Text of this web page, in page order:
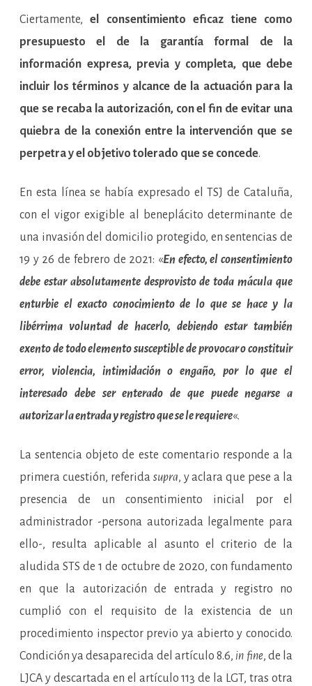
Ciertamente,el consentimiento eficaz tiene como
presupuesto el de la garantía formal de la
información expresa, previa y completa, que debe
incluir los términos y alcance de la actuación para la
que se recaba la autorización, con el fin de evitar una
quiebra de la conexión entre la intervención que se
perpetra y el objetivo tolerado que se concede.
En esta línea se había expresado el TSJ de Cataluña,
con el vigor exigible al beneplácito determinante de
una invasión del domicilio protegido, en sentencias de
19 y 26 de febrero de 2021: «En efecto, el consentimiento
debe estar absolutamente desprovisto de toda mácula que
enturbie el exacto conocimiento de lo que se hace y la
libérrima voluntad de hacerlo, debiendo estar también
exento de todo elemento susceptible de provocar o constituir
error, violencia, intimidación o engaño, por lo que el
interesado debe ser enterado de que puede negarse a
autorizar la entrada y registro que se le requiere«.
La sentencia objeto de este comentario responde a la
primera cuestión, referida supra, y aclara que pese a la
presencia de un consentimiento inicial por el
administrador -persona autorizada legalmente para
ello-, resulta aplicable al asunto el criterio de la
aludida STS de 1 de octubre de 2020, con fundamento
en que la autorización de entrada y registro no
cumplió con el requisito de la existencia de un
procedimiento inspector previo ya abierto y conocido.
Condición ya desaparecida del artículo 8.6, in fine, de la
LJCA y descartada en el artículo 113 de la LGT, tras otra